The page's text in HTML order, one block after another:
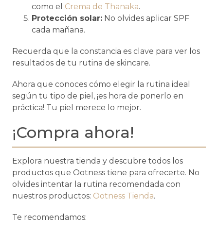
como el Crema de Thanaka.
Protección solar: No olvides aplicar SPF
cada mañana.
Recuerda que la constancia es clave para ver los
resultados de tu rutina de skincare.
Ahora que conoces cómo elegir la rutina ideal
según tu tipo de piel, ¡es hora de ponerlo en
práctica! Tu piel merece lo mejor.
¡Compra ahora!
Explora nuestra tienda y descubre todos los
productos que Ootness tiene para ofrecerte. No
olvides intentar la rutina recomendada con
nuestros productos: Ootness Tienda.
Te recomendamos: